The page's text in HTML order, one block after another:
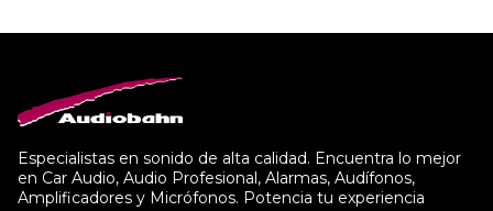
Especialistas en sonido de alta calidad. Encuentra lo mejor
en Car Audio, Audio Profesional, Alarmas, Audífonos,
Amplificadores y Micrófonos. Potencia tu experiencia